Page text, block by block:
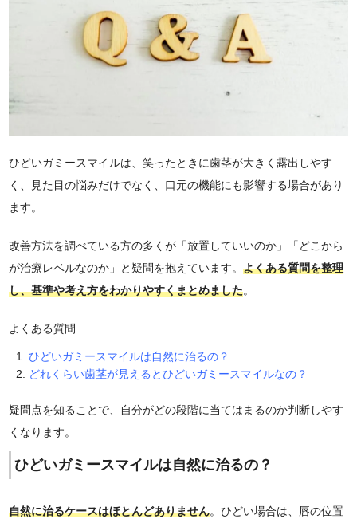
ひどいガミースマイルは、笑ったときに歯茎が大きく露出しやす
く、見た目の悩みだけでなく、口元の機能にも影響する場合があり
ます。
改善方法を調べている方の多くが「放置していいのか」「どこから
が治療レベルなのか」と疑問を抱えています。よくある質問を整理
し、基準や考え方をわかりやすくまとめました。
よくある質問
ひどいガミースマイルは自然に治るの？
どれくらい歯茎が見えるとひどいガミースマイルなの？
疑問点を知ることで、自分がどの段階に当てはまるのか判断しやす
くなります。
ひどいガミースマイルは自然に治るの？
自然に治るケースはほとんどありません。ひどい場合は、唇の位置